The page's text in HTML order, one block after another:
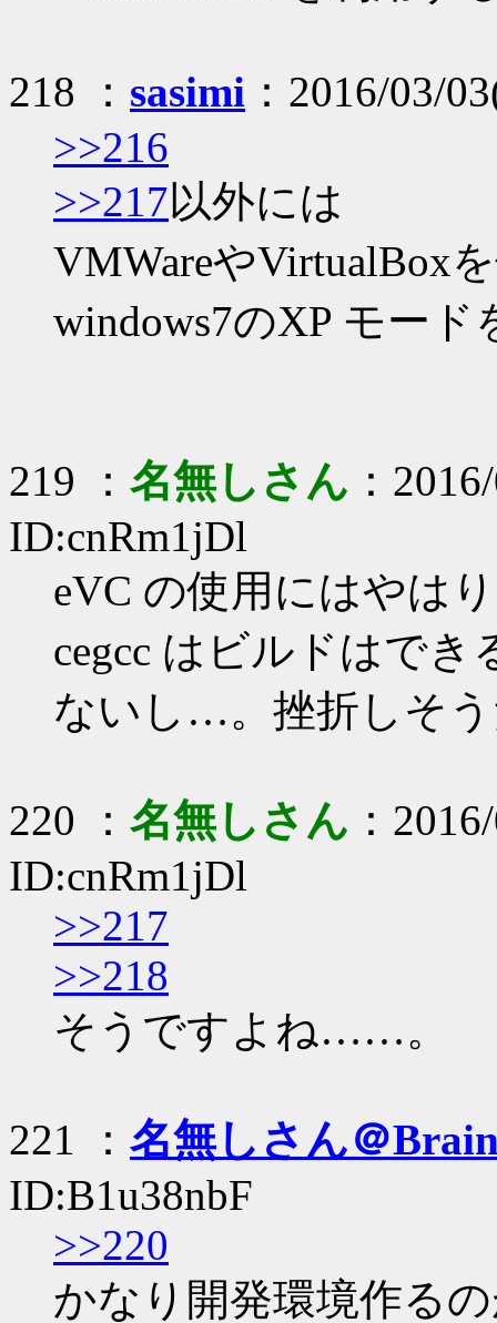
218 ： sasimi ：2016/03/
>>216
>>217以外には
VMWareやVirtualBox
windows7のXP モード
219 ： 名無しさん ：
ID:cnRm1jDl
eVC の使用にはやは
cegcc はビルドはで
ないし…。挫折しそ
220 ： 名無しさん ：
ID:cnRm1jDl
>>217
>>218
そうですよね……。
221 ： 名無しさん＠
ID:B1u38nbF
>>220
かなり開発環境作る